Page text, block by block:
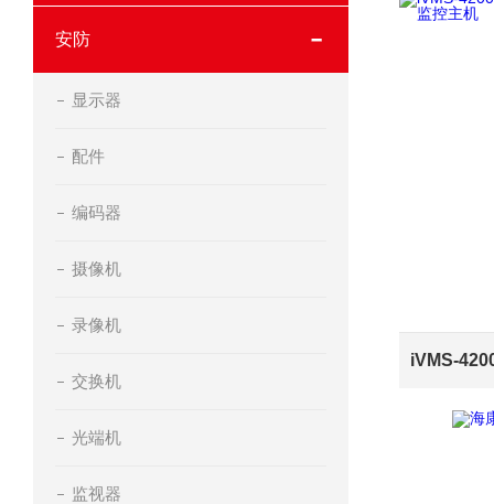
安防
显示器
配件
编码器
摄像机
录像机
交换机
光端机
监视器